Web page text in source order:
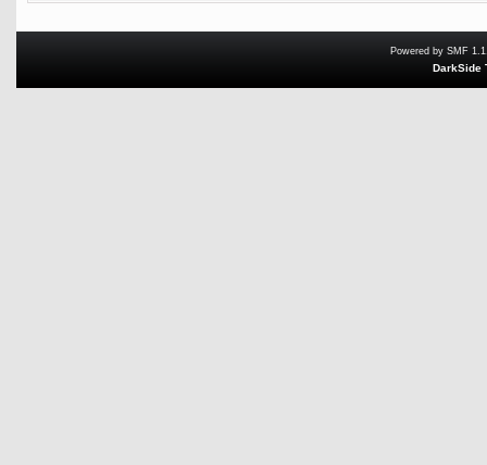
Powered by SMF
DarkSide